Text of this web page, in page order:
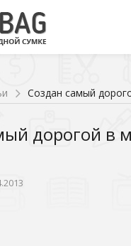
Создан самый
дорогой в